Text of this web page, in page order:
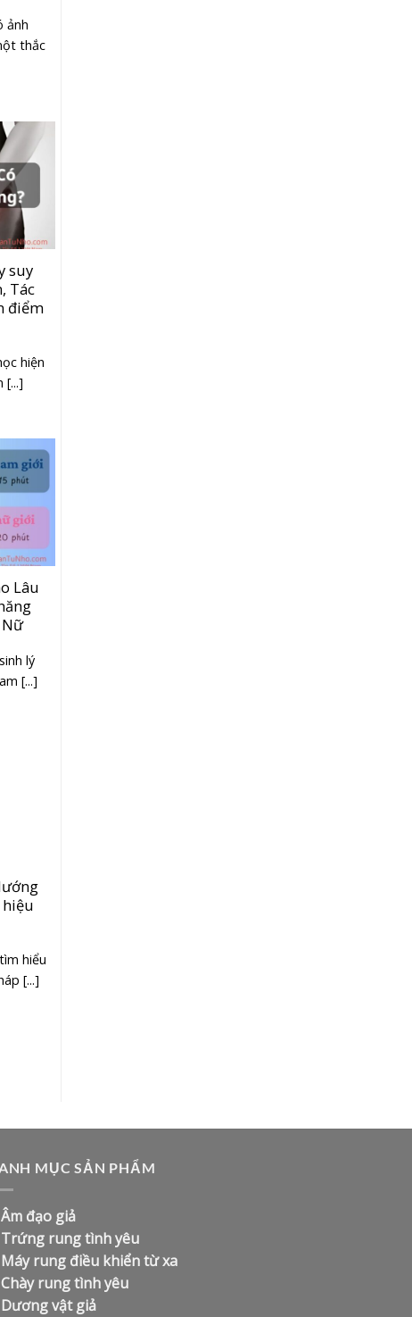
ảnh
thắc
suy
Tác
điểm
hiện
[...]
Lâu
Nữ
lý
[...]
hiểu
[...]
MỤC SẢN PHẨM
Âm đạo giả
Trứng rung tình yêu
Máy rung điều khiển từ xa
Chày rung tình yêu
Dương vật giả